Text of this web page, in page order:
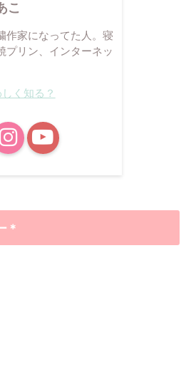
こ
作家になってた人。寝
プリン、インターネッ
しく知る？
＊